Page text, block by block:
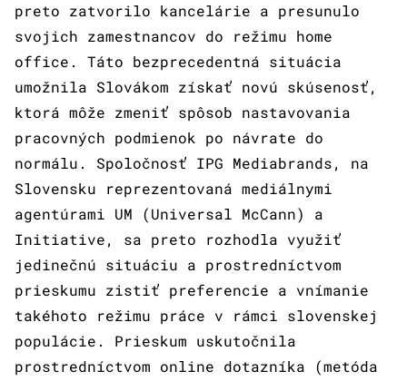
preto zatvorilo kancelárie a presunulo
svojich zamestnancov do režimu home
office. Táto bezprecedentná situácia
umožnila Slovákom získať novú skúsenosť,
ktorá môže zmeniť spôsob nastavovania
pracovných podmienok po návrate do
normálu. Spoločnosť IPG Mediabrands, na
Slovensku reprezentovaná mediálnymi
agentúrami UM (Universal McCann) a
Initiative, sa preto rozhodla využiť
jedinečnú situáciu a prostredníctvom
prieskumu zistiť preferencie a vnímanie
takéhoto režimu práce v rámci slovenskej
populácie. Prieskum uskutočnila
prostredníctvom online dotazníka (metóda